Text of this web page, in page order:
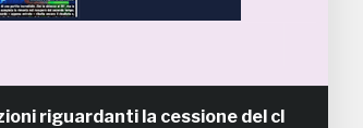
la cessione del club.